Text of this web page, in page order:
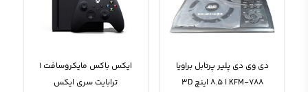
دی وی دی پلیر پرتابل براویا
KFM-788 ا 8.5 اینچ 3D
ایکس باکس مایکروسافت 1
ترابایت سری ایکس